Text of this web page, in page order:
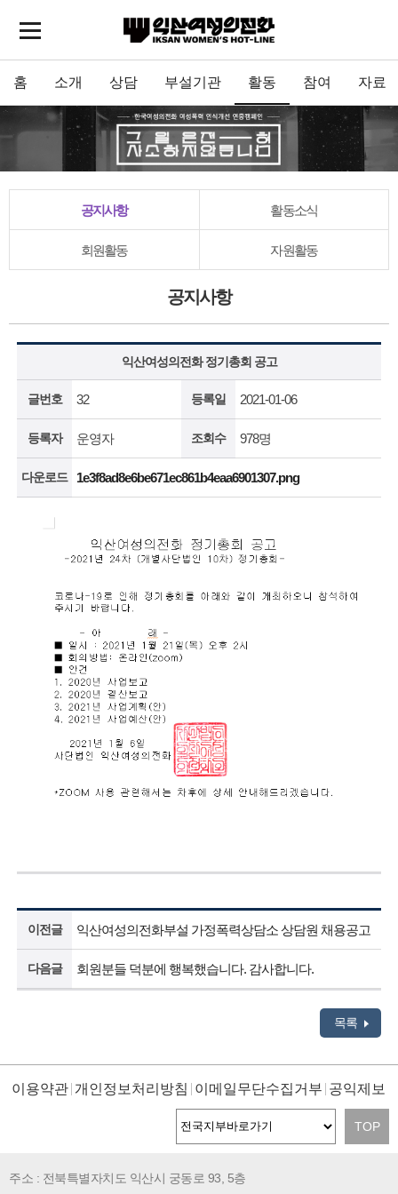
홈 소개 상담 부설기관 활동 참여 자료
공지사항 활동소식
회원활동 자원활동
공지사항
익산여성의전화 정기총회 공고
글번호 32 등록일 2021-01-06
등록자 운영자 조회수 978명
다운로드 1e3f8ad8e6be671ec861b4eaa6901307.png
이전글 익산여성의전화부설 가정폭력상담소 상담원 채용공고
다음글 회원분들 덕분에 행복했습니다. 감사합니다.
목록
이용약관 개인정보처리방침 이메일무단수집거부 공익제보
TOP
주소 : 전북특별자치도 익산시 궁동로 93, 5층